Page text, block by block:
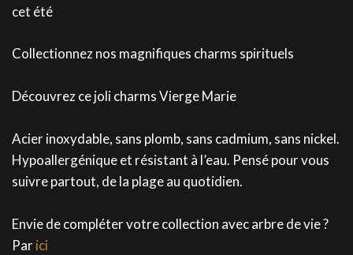
cet été
Collectionnez nos magnifiques charms spirituels
Découvrez ce joli charms Vierge Marie
Acier inoxydable, sans plomb, sans cadmium, sans nickel.
Hypoallergénique et résistant à l’eau. Pensé pour vous
suivre partout, de la plage au quotidien.
Envie de compléter votre collection avec arbre de vie ?
Parici